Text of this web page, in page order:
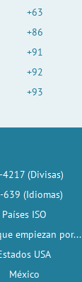
+63
+86
+91
+92
+93
4217 (Divisas)
639 (Idiomas)
Países ISO
empiezan por...
USA
México